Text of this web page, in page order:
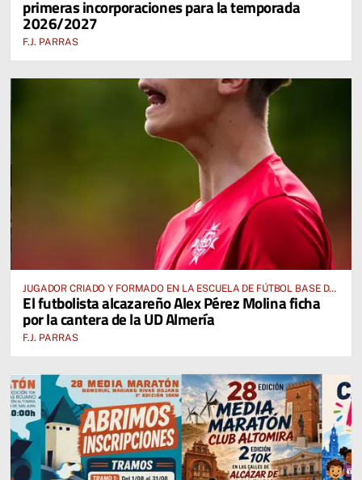
primeras incorporaciones para la temporada
2026/2027
F.J. PARRAS
JUGADOR CRIADO Y FORMADO EN LA ESCUELA DE FÚTBOL BASE DE
ALCÁZAR DE SAN JUAN
El futbolista alcazareño Alex Pérez Molina ficha
por la cantera de la UD Almería
F.J. PARRAS